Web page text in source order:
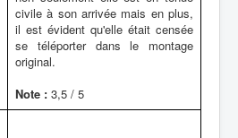
civile à son arrivée mais en plus,
il est évident qu'elle était censée
se téléporter dans le montage
original.
Note : 3,5 / 5